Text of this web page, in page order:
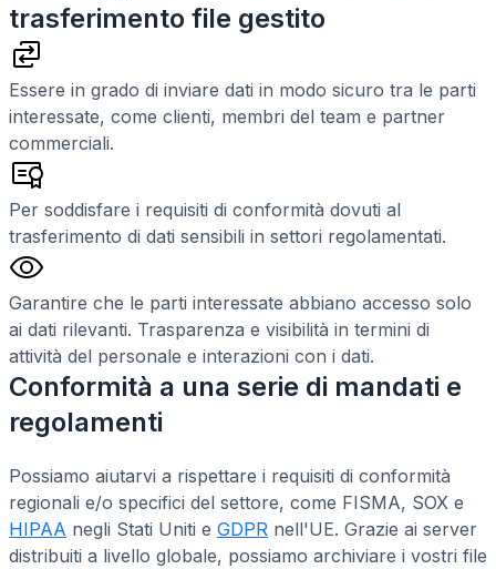
trasferimento file gestito
Essere in grado di inviare dati in modo sicuro tra le parti
interessate, come clienti, membri del team e partner
commerciali.
Per soddisfare i requisiti di conformità dovuti al
trasferimento di dati sensibili in settori regolamentati.
Garantire che le parti interessate abbiano accesso solo
ai dati rilevanti. Trasparenza e visibilità in termini di
attività del personale e interazioni con i dati.
Conformità a una serie di mandati e
regolamenti
Possiamo aiutarvi a rispettare i requisiti di conformità
regionali e/o specifici del settore, come FISMA, SOX e
HIPAA negli Stati Uniti e GDPR nell'UE. Grazie ai server
distribuiti a livello globale, possiamo archiviare i vostri file